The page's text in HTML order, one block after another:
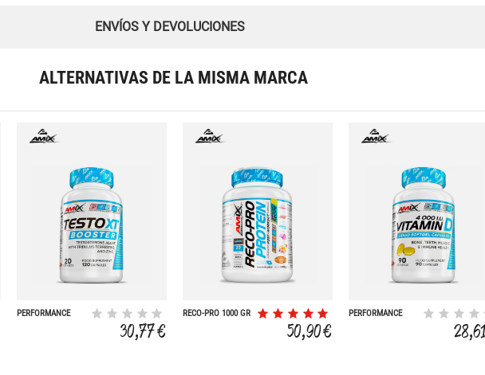
ENVÍOS Y DEVOLUCIONES
ALTERNATIVAS DE LA MISMA MARCA
PERFORMANCE
30,77 €
RECO-PRO 1000 GR
50,90 €
PERFORMANCE